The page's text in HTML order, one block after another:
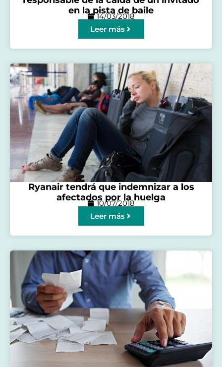
en la pista de baile
14/03/2018
Leer más
Ryanair tendrá que indemnizar a los
afectados por la huelga
10/07/2018
Leer más